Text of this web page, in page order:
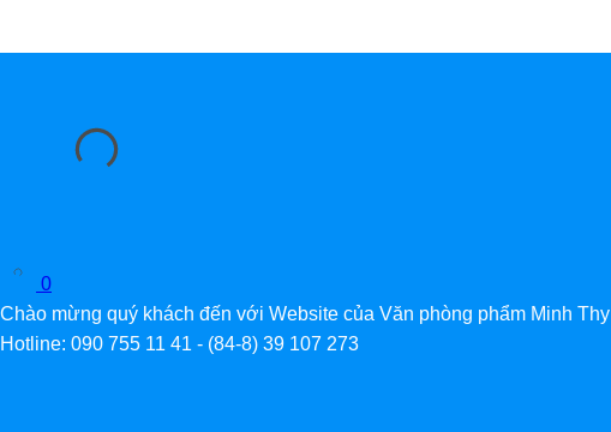
0
Chào mừng quý khách đến với Website của Văn phòng phẩm Minh Thy
Hotline: 090 755 11 41 - (84-8) 39 107 273